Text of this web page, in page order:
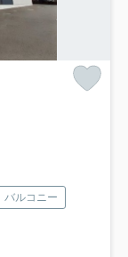
バルコニー